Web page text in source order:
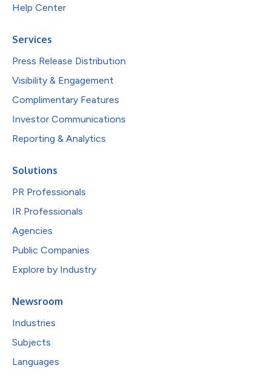
Help Center
Services
Press Release Distribution
Visibility & Engagement
Complimentary Features
Investor Communications
Reporting & Analytics
Solutions
PR Professionals
IR Professionals
Agencies
Public Companies
Explore by Industry
Newsroom
Industries
Subjects
Languages